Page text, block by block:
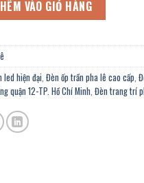
₫.là:
2.352.000 ₫.
VÀO GIỎ HÀNG
led hiện đại Đèn ốp trần pha lê cao cấp
quận 12-TP. Hồ Chí Minh Đèn trang trí